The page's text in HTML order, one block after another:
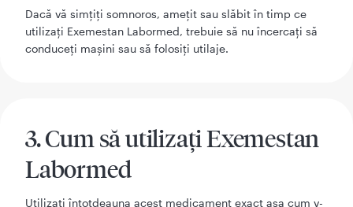
Dacă vă simţiţi somnoros, ameţit sau slăbit în timp ce
utilizaţi Exemestan Labormed, trebuie să nu încercaţi să
conduceţi maşini sau să folosiţi utilaje.
3. Cum să utilizați Exemestan
Labormed
Utilizați întotdeauna acest medicament exact așa cum v-